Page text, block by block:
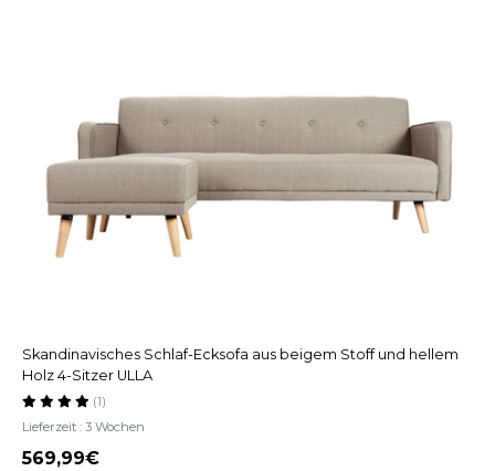
Skandinavisches Schlaf-Ecksofa aus beigem Stoff und hellem
Holz 4-Sitzer ULLA
Lieferzeit : 3 Wochen
(1)
569,99